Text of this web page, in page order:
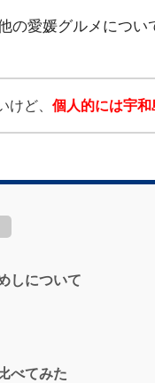
の愛媛グルメについ
けど、 個人的には宇
しについて
べてみた